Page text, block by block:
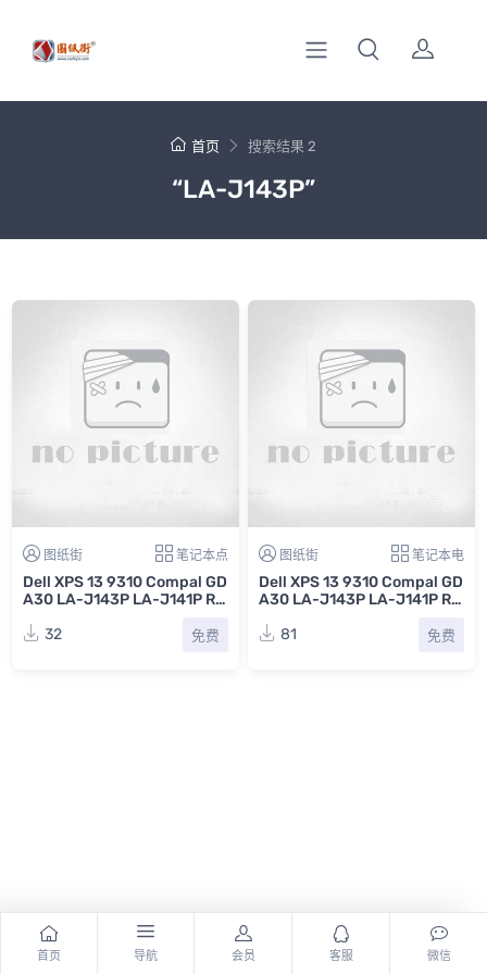
首页 搜索结果 2
“LA-J143P”
图纸街 笔记本点
Dell XPS 13 9310 Compal GD
A30 LA-J143P LA-J141P Re
图CAD
32 免费
图纸街 笔记本电
Dell XPS 13 9310 Compal GD
A30 LA-J143P LA-J141P Re
板电路原理图
81 免费
首页 导航 会员 客服 微信